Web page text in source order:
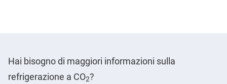
Hai bisogno di maggiori informazioni sulla
refrigerazione a CO2?